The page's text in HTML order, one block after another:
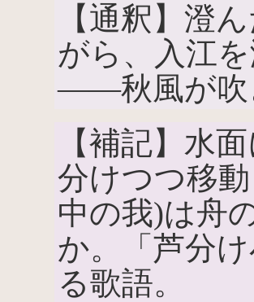
【通釈】澄
がら、入江
――秋風が吹
【補記】水
分けつつ移
中の我)は舟
か。「芦分
る歌語。